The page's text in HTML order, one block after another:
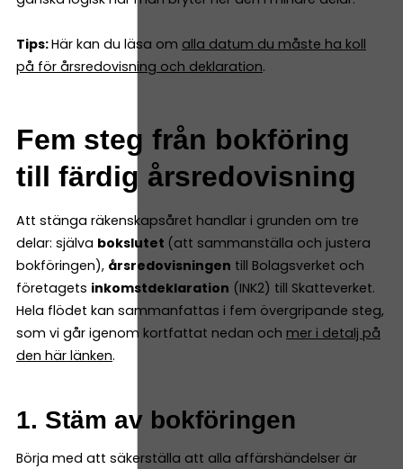
Tips:Här kan du läsa om alla datum du måste ha koll
på för årsredovisning och deklaration.
Fem steg från bokföring
till färdig årsredovisning
Att stänga räkenskapsåret handlar i grunden om tre
delar: själva bokslutet (att sammanställa och justera
bokföringen), årsredovisningen till Bolagsverket och
företagets inkomstdeklaration (INK2) till Skatteverket.
Hela flödet kan sammanfattas i fem övergripande steg,
som vi går igenom kortfattat nedan och mer i detalj på
den här länken.
1. Stäm av bokföringen
Börja med att säkerställa att alla affärshändelser är